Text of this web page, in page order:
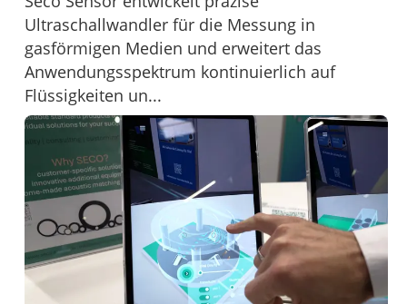
Ultraschallwandler für die Messung in
gasförmigen Medien und erweitert das
Anwendungsspektrum kontinuierlich auf
Flüssigkeiten un...